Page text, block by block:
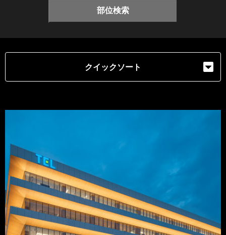
部位検索
クイックソート